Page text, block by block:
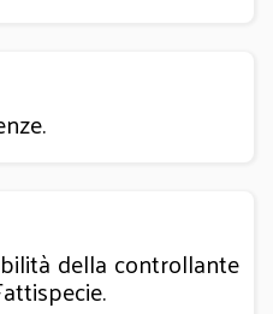
della controllante